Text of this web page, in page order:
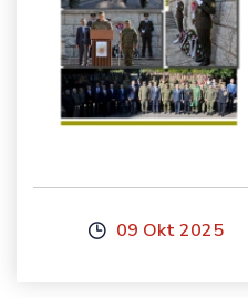
09 Okt 2025